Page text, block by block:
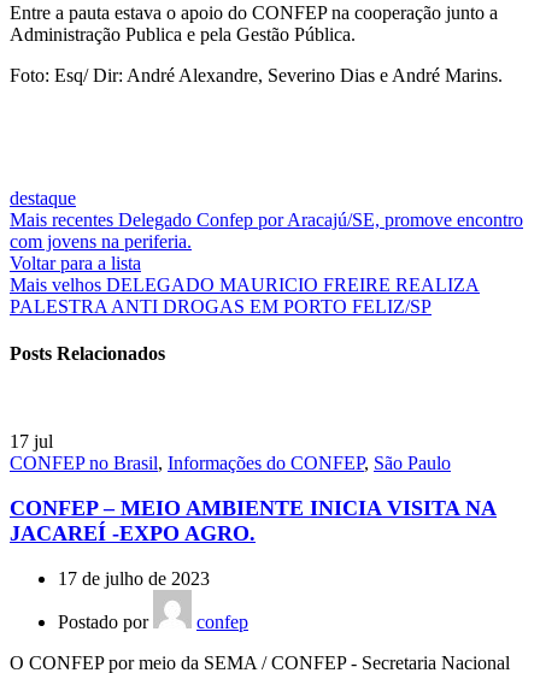
AO
DELEGADO
ANDRÉ
Entre a pauta estava o apoio do CONFEP na cooperação junto a
Administração Publica e pela Gestão Pública.
Foto: Esq/ Dir: André Alexandre, Severino Dias e André Marins.
destaque
Mais recentes Delegado Confep por Aracajú/SE, promove encontro
com jovens na periferia.
Voltar para a lista
Mais velhos DELEGADO MAURICIO FREIRE REALIZA
PALESTRA ANTI DROGAS EM PORTO FELIZ/SP
Posts Relacionados
17 jul
CONFEP no Brasil, Informações do CONFEP, São Paulo
CONFEP – MEIO AMBIENTE INICIA VISITA NA
JACAREÍ -EXPO AGRO.
17 de julho de 2023
Postado por
confep
O CONFEP por meio da SEMA / CONFEP - Secretaria Nacional